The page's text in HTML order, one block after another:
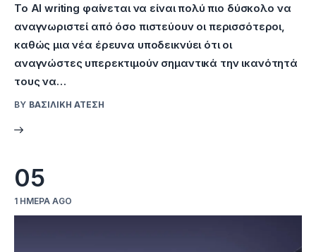
Το AI writing φαίνεται να είναι πολύ πιο δύσκολο να
αναγνωριστεί από όσο πιστεύουν οι περισσότεροι,
καθώς μια νέα έρευνα υποδεικνύει ότι οι
αναγνώστες υπερεκτιμούν σημαντικά την ικανότητά
τους να…
BY ΒΑΣΙΛΙΚΉ ΑΤΈΣΗ
05
1 ΗΜΈΡΑ AGO